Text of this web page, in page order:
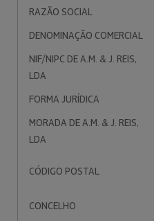
RAZÃO SOCIAL
DENOMINAÇÃO COMERCIAL
NIF/NIPC DE A.M. & J. REIS,
LDA
FORMA JURÍDICA
MORADA DE A.M. & J. REIS,
LDA
CÓDIGO POSTAL
CONCELHO